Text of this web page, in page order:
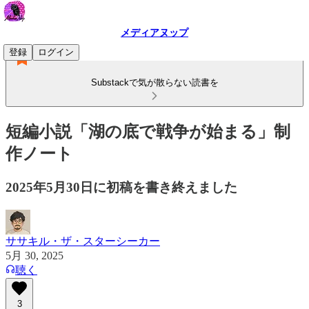
メディアヌップ
登録
ログイン
Substackで気が散らない読書を
短編小説「湖の底で戦争が始まる」制
作ノート
2025年5月30日に初稿を書き終えました
ササキル・ザ・スターシーカー
5月 30, 2025
聴く
3